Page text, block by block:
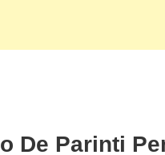
De Parinti